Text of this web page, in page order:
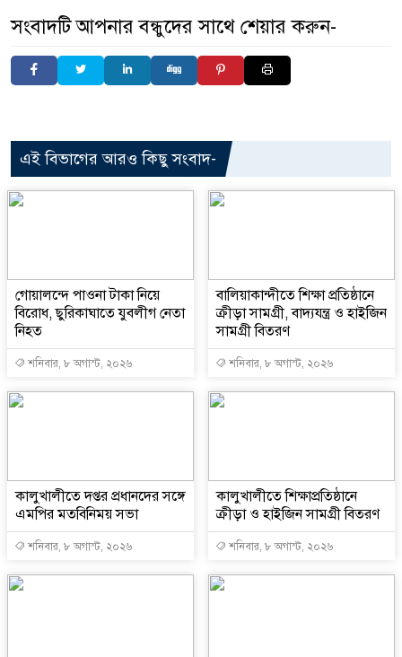
সংবাদটি আপনার বন্ধুদের সাথে শেয়ার করুন-
এই বিভাগের আরও কিছু সংবাদ-
গোয়ালন্দে পাওনা টাকা নিয়ে
বিরোধ, ছুরিকাঘাতে যুবলীগ নেতা
নিহত
শনিবার, ৮ অগাস্ট, ২০২৬
বালিয়াকান্দীতে শিক্ষা প্রতিষ্ঠানে
ক্রীড়া সামগ্রী, বাদ্যযন্ত্র ও হাইজিন
সামগ্রী বিতরণ
শনিবার, ৮ অগাস্ট, ২০২৬
কালুখালীতে দপ্তর প্রধানদের সঙ্গে
এমপির মতবিনিময় সভা
শনিবার, ৮ অগাস্ট, ২০২৬
কালুখালীতে শিক্ষাপ্রতিষ্ঠানে
ক্রীড়া ও হাইজিন সামগ্রী বিতরণ
শনিবার, ৮ অগাস্ট, ২০২৬